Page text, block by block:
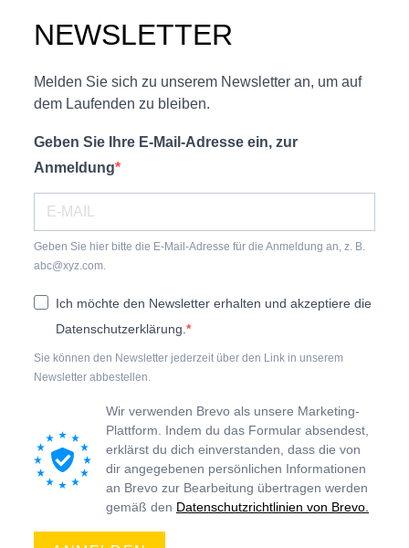
NEWSLETTER
Melden Sie sich zu unserem Newsletter an, um auf
dem Laufenden zu bleiben.
Geben Sie Ihre E-Mail-Adresse ein, zur
Anmeldung
Geben Sie hier bitte die E-Mail-Adresse für die Anmeldung an, z. B.
abc@xyz.com.
Ich möchte den Newsletter erhalten und akzeptiere die
Datenschutzerklärung.
Sie können den Newsletter jederzeit über den Link in unserem
Newsletter abbestellen.
Wir verwenden Brevo als unsere Marketing-
Plattform. Indem du das Formular absendest,
erklärst du dich einverstanden, dass die von
dir angegebenen persönlichen Informationen
an Brevo zur Bearbeitung übertragen werden
gemäß den Datenschutzrichtlinien von Brevo.